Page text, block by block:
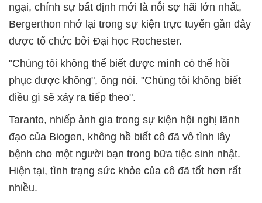
ngại, chính sự bất định mới là nỗi sợ hãi lớn nhất,
Bergerthon nhớ lại trong sự kiện trực tuyến gần đây
được tổ chức bởi Đại học Rochester.
"Chúng tôi không thể biết được mình có thể hồi
phục được không", ông nói. "Chúng tôi không biết
điều gì sẽ xảy ra tiếp theo".
Taranto, nhiếp ảnh gia trong sự kiện hội nghị lãnh
đạo của Biogen, không hề biết cô đã vô tình lây
bệnh cho một người bạn trong bữa tiệc sinh nhật.
Hiện tại, tình trạng sức khỏe của cô đã tốt hơn rất
nhiều.